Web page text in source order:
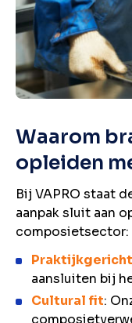
Waarom
opleiden
Bij VAPRO staat
aanpak sluit aan
composietsector:
Praktijkgericht
aansluiten bij
Cultural fit: